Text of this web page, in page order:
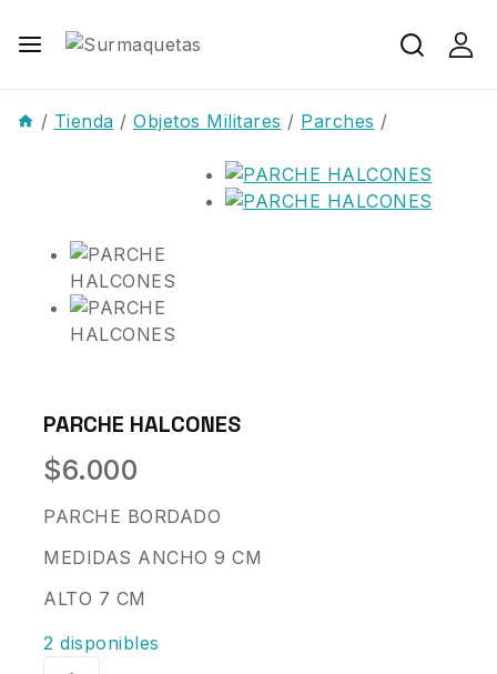
/ Tienda / Objetos Militares / Parches /
PARCHE HALCONES
$6.000
PARCHE BORDADO
MEDIDAS ANCHO 9 CM
ALTO 7 CM
2 disponibles